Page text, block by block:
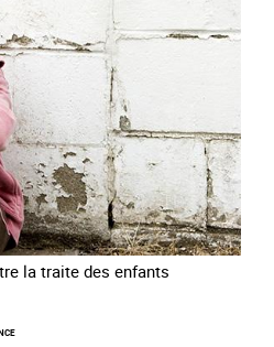
la traite des enfants